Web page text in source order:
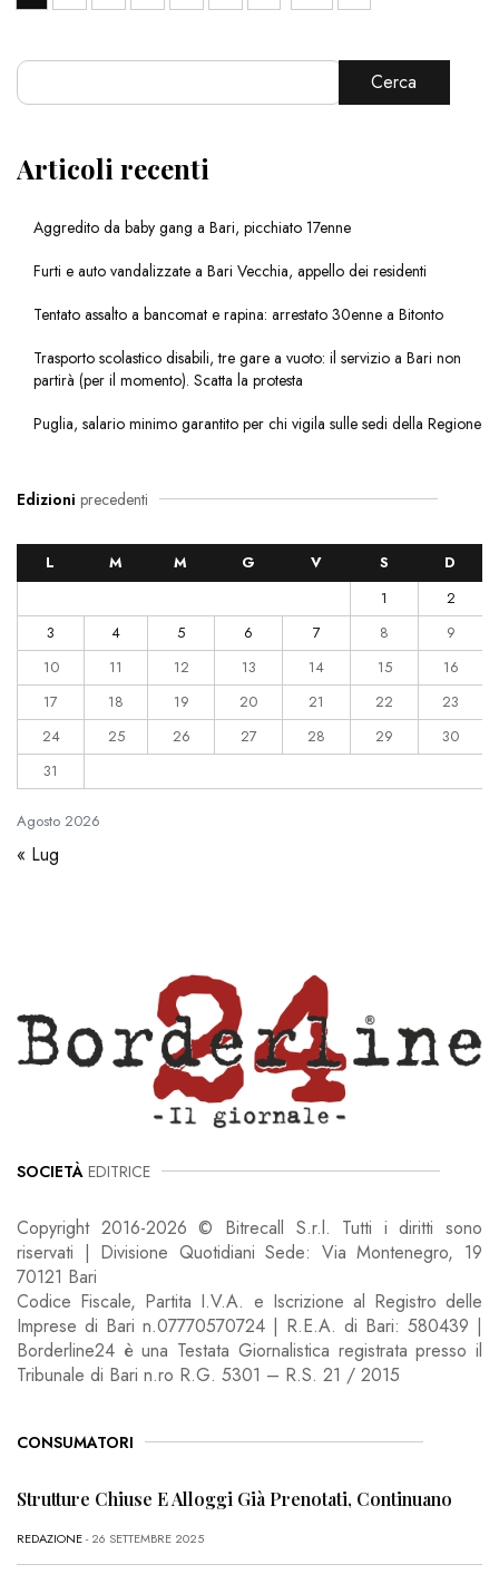
Cerca
Articoli recenti
Aggredito da baby gang a Bari, picchiato 17enne
Furti e auto vandalizzate a Bari Vecchia, appello dei residenti
Tentato assalto a bancomat e rapina: arrestato 30enne a Bitonto
Trasporto scolastico disabili, tre gare a vuoto: il servizio a Bari non
partirà (per il momento). Scatta la protesta
Puglia, salario minimo garantito per chi vigila sulle sedi della Regione
Edizioni precedenti
Agosto 2026
L M M G V S
D
1
2
3
4 5 6 7 8
9
10
11 12 13 14 15
16
17
18 19 20 21 22
23
24
25 26 27 28 29
30
31
« Lug
SOCIETÀ EDITRICE
Copyright 2016-2026 © Bitrecall S.r.l. Tutti i diritti sono
riservati | Divisione Quotidiani Sede: Via Montenegro, 19
70121 Bari
Codice Fiscale, Partita I.V.A. e Iscrizione al Registro delle
Imprese di Bari n.07770570724 | R.E.A. di Bari: 580439 |
Borderline24 è una Testata Giornalistica registrata presso il
Tribunale di Bari n.ro R.G. 5301 – R.S. 21 / 2015
CONSUMATORI
Strutture Chiuse E Alloggi Già Prenotati, Continuano
REDAZIONE- 26 SETTEMBRE 2025